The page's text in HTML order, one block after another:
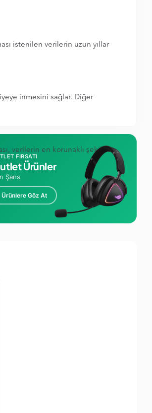
istenilen verilerin uzun yıllar
inmesini sağlar. Diğer
verilerin en korunaklı şekilde
FIRSATI
Ürünler
Şans
Ürünlere Göz At